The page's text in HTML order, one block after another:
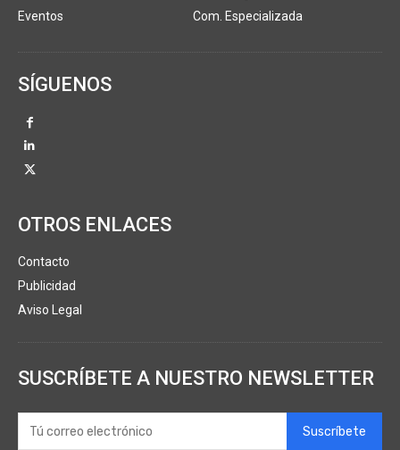
Eventos
Com. Especializada
SÍGUENOS
OTROS ENLACES
Contacto
Publicidad
Aviso Legal
SUSCRÍBETE A NUESTRO NEWSLETTER
Suscríbete